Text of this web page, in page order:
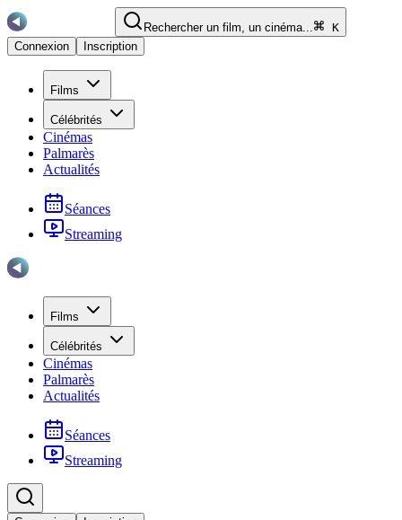
Rechercher un film, un cinéma...
K
Connexion
Inscription
Films
Célébrités
Cinémas
Palmarès
Actualités
Séances
Streaming
Films
Célébrités
Cinémas
Palmarès
Actualités
Séances
Streaming